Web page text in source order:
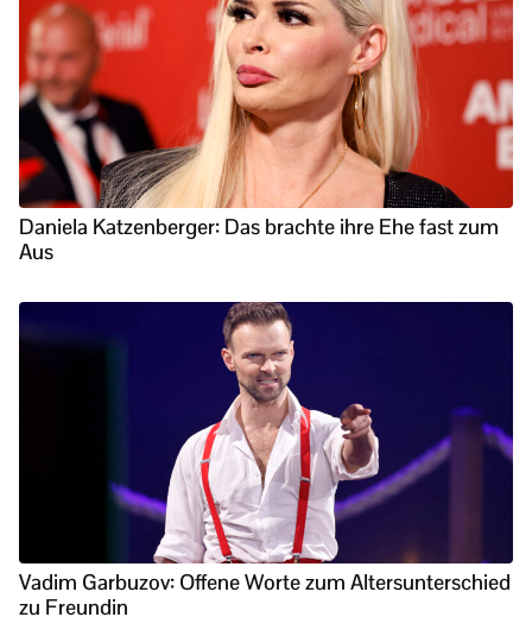
Daniela Katzenberger: Das brachte ihre Ehe fast zum
Aus
Vadim Garbuzov: Offene Worte zum Altersunterschied
zu Freundin